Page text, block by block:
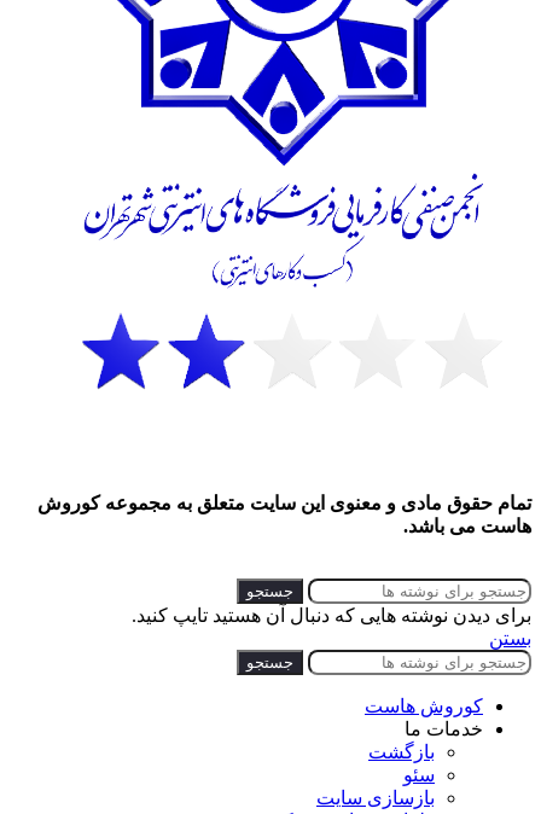
تمام حقوق مادی و معنوی این سایت متعلق به مجموعه کوروش
هاست می باشد.
جستجو
برای دیدن نوشته هایی که دنبال آن هستید تایپ کنید.
بستن
جستجو
کوروش هاست
خدمات ما
بازگشت
سئو
بازسازی سایت